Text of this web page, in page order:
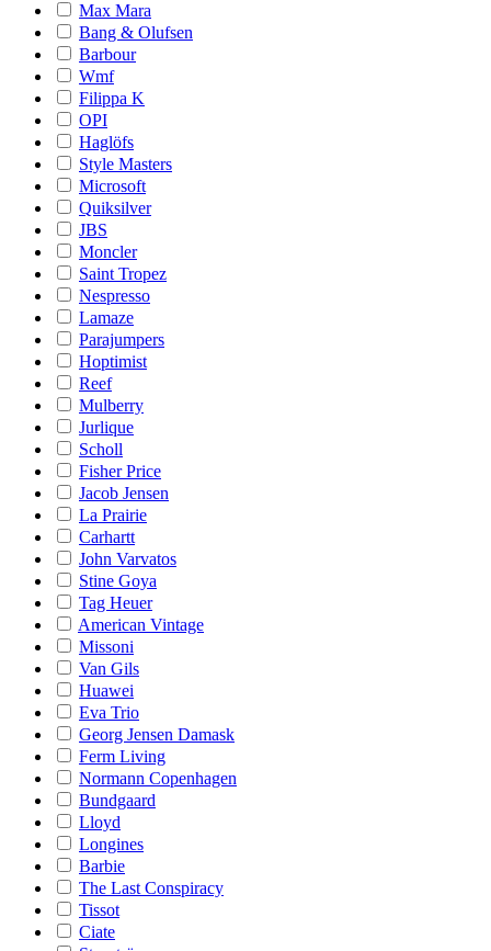
Max Mara
Bang & Olufsen
Barbour
Wmf
Filippa K
OPI
Haglöfs
Style Masters
Microsoft
Quiksilver
JBS
Moncler
Saint Tropez
Nespresso
Lamaze
Parajumpers
Hoptimist
Reef
Mulberry
Jurlique
Scholl
Fisher Price
Jacob Jensen
La Prairie
Carhartt
John Varvatos
Stine Goya
Tag Heuer
American Vintage
Missoni
Van Gils
Huawei
Eva Trio
Georg Jensen Damask
Ferm Living
Normann Copenhagen
Bundgaard
Lloyd
Longines
Barbie
The Last Conspiracy
Tissot
Ciate